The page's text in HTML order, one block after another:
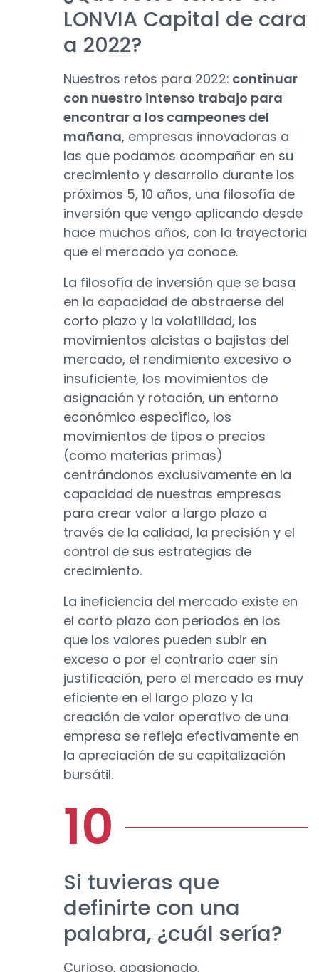
LONVIA Capital de cara
a 2022?
Nuestros retos para 2022: continuar
con nuestro intenso trabajo para
encontrar a los campeones del
mañana, empresas innovadoras a
las que podamos acompañar en su
crecimiento y desarrollo durante los
próximos 5, 10 años, una filosofía de
inversión que vengo aplicando desde
hace muchos años, con la trayectoria
que el mercado ya conoce.
La filosofía de inversión que se basa
en la capacidad de abstraerse del
corto plazo y la volatilidad, los
movimientos alcistas o bajistas del
mercado, el rendimiento excesivo o
insuficiente, los movimientos de
asignación y rotación, un entorno
económico específico, los
movimientos de tipos o precios
(como materias primas)
centrándonos exclusivamente en la
capacidad de nuestras empresas
para crear valor a largo plazo a
través de la calidad, la precisión y el
control de sus estrategias de
crecimiento.
La ineficiencia del mercado existe en
el corto plazo con periodos en los
que los valores pueden subir en
exceso o por el contrario caer sin
justificación, pero el mercado es muy
eficiente en el largo plazo y la
creación de valor operativo de una
empresa se refleja efectivamente en
la apreciación de su capitalización
bursátil.
Si tuvieras que
definirte con una
palabra, ¿cuál sería?
Curioso, apasionado.